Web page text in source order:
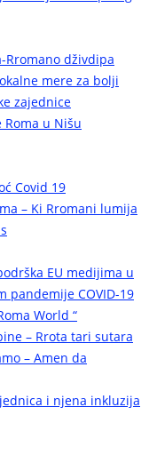
Rromano dživdipa
mere za bolji
zajednice
Roma u Nišu
Covid 19
– Ki Rromani lumija
EU medijima u
pandemije COVID-19
World “
– Rrota tari sutara
– Amen da
i njena inkluzija